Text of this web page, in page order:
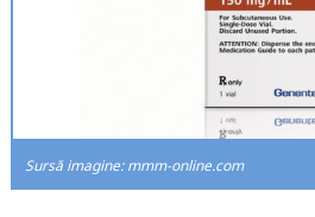
Sursă imagine: mmm-online.com